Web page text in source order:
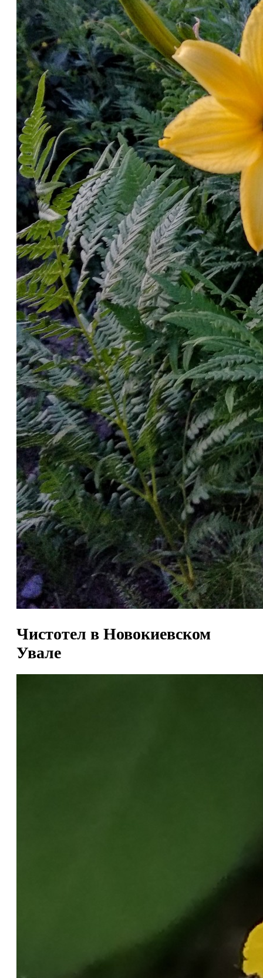
Чистотел в Новокиевском
Увале